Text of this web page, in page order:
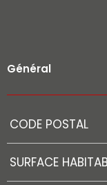
Général
Caractérisque
CODE POSTAL
SURFACE